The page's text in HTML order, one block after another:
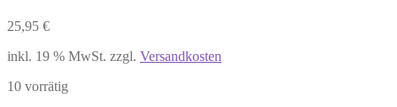
25,95 €
inkl. 19 % MwSt. zzgl. Versandkosten
10 vorrätig